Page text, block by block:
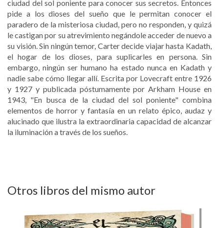
ciudad del sol poniente para conocer sus secretos. Entonces
pide a los dioses del sueño que le permitan conocer el
paradero de la misteriosa ciudad, pero no responden, y quizá
le castigan por su atrevimiento negándole acceder de nuevo a
su visión. Sin ningún temor, Carter decide viajar hasta Kadath,
el hogar de los dioses, para suplicarles en persona. Sin
embargo, ningún ser humano ha estado nunca en Kadath y
nadie sabe cómo llegar allí. Escrita por Lovecraft entre 1926
y 1927 y publicada póstumamente por Arkham House en
1943, "En busca de la ciudad del sol poniente" combina
elementos de horror y fantasía en un relato épico, audaz y
alucinado que ilustra la extraordinaria capacidad de alcanzar
la iluminación a través de los sueños.
Otros libros del mismo autor